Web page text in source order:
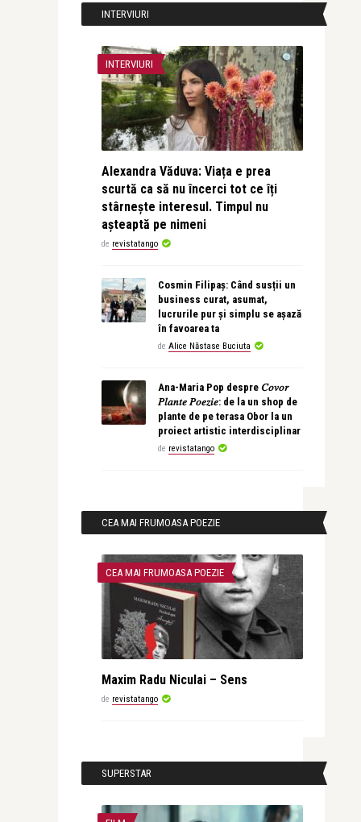
INTERVIURI
INTERVIURI
Alexandra Văduva: Viața e prea
scurtă ca să nu încerci tot ce îți
stârnește interesul. Timpul nu
așteaptă pe nimeni
de revistatango
Cosmin Filipaș: Când susții un
business curat, asumat,
lucrurile pur și simplu se așază
în favoarea ta
de Alice Năstase Buciuta
Ana-Maria Pop despre 𝐶𝑜𝑣𝑜𝑟
𝑃𝑙𝑎𝑛𝑡𝑒 𝑃𝑜𝑒𝑧𝑖𝑒: de la un shop de
plante de pe terasa Obor la un
proiect artistic interdisciplinar
de revistatango
CEA MAI FRUMOASA POEZIE
CEA MAI FRUMOASA POEZIE
Maxim Radu Niculai – Sens
de revistatango
SUPERSTAR